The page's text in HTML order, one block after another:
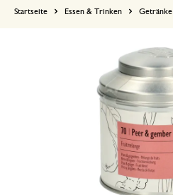
Startseite Essen & Trinken Getränke